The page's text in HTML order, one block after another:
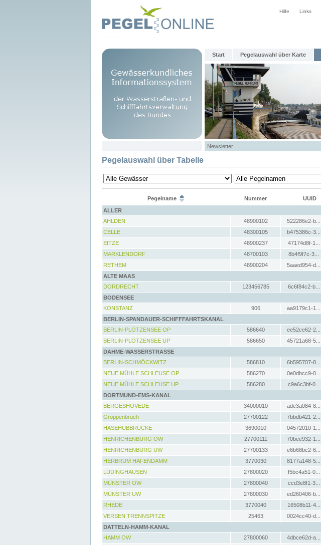
Hilfe Links
Start Pegelauswahl über Karte
Newsletter
Pegelauswahl über Tabelle
Pegelname Nummer UUID
ALLER
AHLDEN
48900102 522286e2-b...
CELLE
48300105 b475386c-3...
EITZE
48900237 47174d8f-1...
MARKLENDORF
48700103 8b4f9f7c-3...
RETHEM
48900204 5aaed954-d...
ALTE MAAS
DORDRECHT
123456785 6c6f84c2-b...
BODENSEE
KONSTANZ
906 aa9179c1-1...
BERLIN-SPANDAUER-SCHIFFFAHRTSKANAL
BERLIN-PLÖTZENSEE OP
586640 ee52ce62-2...
BERLIN-PLÖTZENSEE UP
586650 45721a68-5...
DAHME-WASSERSTRASSE
BERLIN-SCHMÖCKWITZ
586810 6b595707-8...
NEUE MÜHLE SCHLEUSE OP
586270 0e0dbcc9-0...
NEUE MÜHLE SCHLEUSE UP
586280 c9a6c3bf-0...
DORTMUND-EMS-KANAL
BERGESHÖVEDE
34000010 ade3a084-8...
Groppenbruch
27700122 7bbdb421-2...
HASEHUBBRÜCKE
3690010 04572010-1...
HENRICHENBURG OW
27700111 70bee932-1...
HENRICHENBURG UW
27700133 e6b68bc2-6...
HERBRUM HAFENDAMM
3770030 8177a148-5...
LÜDINGHAUSEN
27800020 f5bc4a51-0...
MÜNSTER OW
27800040 ccd3e8f1-3...
MÜNSTER UW
27800030 ed260406-b...
RHEDE
3770040 16508b11-4...
VERSEN TRENNSPITZE
25463 0024cc40-d...
DATTELN-HAMM-KANAL
HAMM OW
27800060 4dbce62d-a...